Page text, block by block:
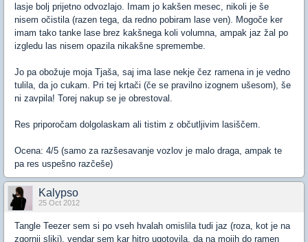
lasje bolj prijetno odvozlajo. Imam jo kakšen mesec, nikoli je še
nisem očistila (razen tega, da redno pobiram lase ven). Mogoče ker
imam tako tanke lase brez kakšnega koli volumna, ampak jaz žal po
izgledu las nisem opazila nikakšne spremembe.
Jo pa obožuje moja Tjaša, saj ima lase nekje čez ramena in je vedno
tulila, da jo cukam. Pri tej krtači (če se pravilno izognem ušesom), še
ni zavpila! Torej nakup se je obrestoval.
Res priporočam dolgolaskam ali tistim z občutljivim lasiščem.
Ocena: 4/5 (samo za razšesavanje vozlov je malo draga, ampak te
pa res uspešno razčeše)
Kalypso
25 Oct 2012
Tangle Teezer sem si po vseh hvalah omislila tudi jaz (roza, kot je na
zgornji sliki), vendar sem kar hitro ugotovila, da na mojih do ramen